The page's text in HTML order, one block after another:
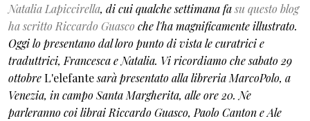
Natalia Lapiccirella, di cui qualche settimana fasu questo blog
ha scritto Riccardo Guasco che l'ha magnificamente illustrato.
Oggi lo presentano dal loro punto di vista le curatrici e
traduttrici, Francesca e Natalia. Vi ricordiamo che sabato 29
ottobreL'elefantesarà presentato alla libreria MarcoPolo, a
Venezia, in campo Santa Margherita, alle ore 20. Ne
parleranno coi librai Riccardo Guasco, Paolo Canton e Ale